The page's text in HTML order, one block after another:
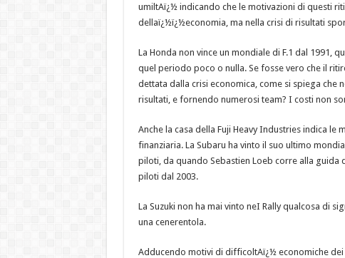
umiltAï¿½ indicando che le motivazioni di questi
dellaï¿½ï¿½economia, ma nella crisi di risultati
La Honda non vince un mondiale di F.1 dal 1991,
quel periodo poco o nulla. Se fosse vero che il
dettata dalla crisi economica, come si spiega che
risultati, e fornendo numerosi team? I costi non
Anche la casa della Fuji Heavy Industries indica
finanziaria. La Subaru ha vinto il suo ultimo
piloti, da quando Sebastien Loeb corre alla guida
piloti dal 2003.
La Suzuki non ha mai vinto neI Rally qualcosa di
una cenerentola.
Adducendo motivi di difficoltAï¿½ economiche dei